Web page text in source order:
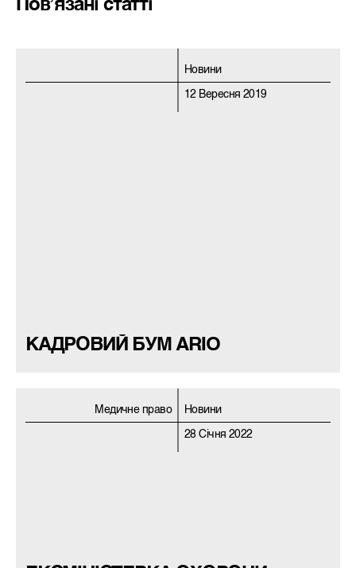
Пов’язані статті
Новини
12 Вересня 2019
КАДРОВИЙ БУМ ARIO
Медичне право Новини
28 Січня 2022